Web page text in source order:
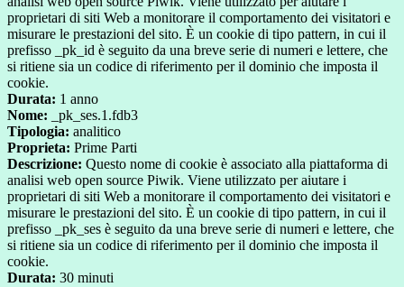
proprietari di siti Web a monitorare il comportamento dei visitatori e
misurare le prestazioni del sito. È un cookie di tipo pattern, in cui il
prefisso _pk_id è seguito da una breve serie di numeri e lettere, che
si ritiene sia un codice di riferimento per il dominio che imposta il
cookie.
Durata: 1 anno
Nome: _pk_ses.1.fdb3
Tipologia: analitico
Proprieta: Prime Parti
Descrizione: Questo nome di cookie è associato alla piattaforma di
analisi web open source Piwik. Viene utilizzato per aiutare i
proprietari di siti Web a monitorare il comportamento dei visitatori e
misurare le prestazioni del sito. È un cookie di tipo pattern, in cui il
prefisso _pk_ses è seguito da una breve serie di numeri e lettere, che
si ritiene sia un codice di riferimento per il dominio che imposta il
cookie.
Durata: 30 minuti